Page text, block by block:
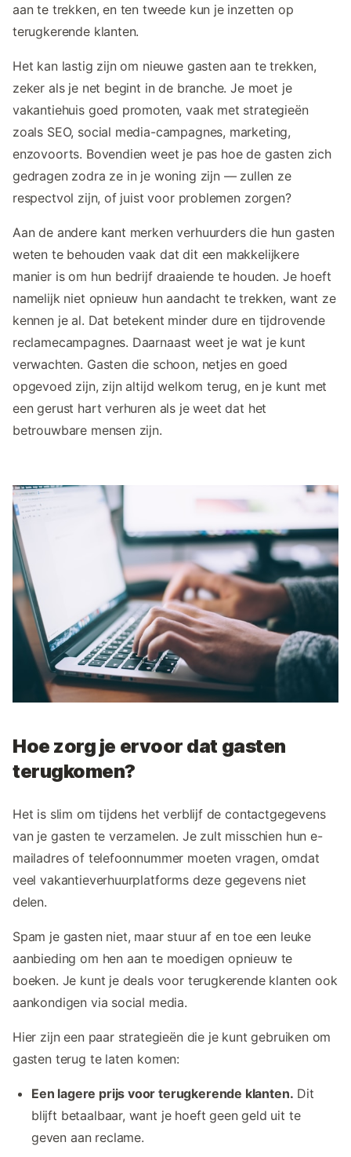
aan te trekken, en ten tweede kun je inzetten op
terugkerende klanten.
Het kan lastig zijn om nieuwe gasten aan te trekken,
zeker als je net begint in de branche. Je moet je
vakantiehuis goed promoten, vaak met strategieën
zoals SEO, social media-campagnes, marketing,
enzovoorts. Bovendien weet je pas hoe de gasten zich
gedragen zodra ze in je woning zijn — zullen ze
respectvol zijn, of juist voor problemen zorgen?
Aan de andere kant merken verhuurders die hun gasten
weten te behouden vaak dat dit een makkelijkere
manier is om hun bedrijf draaiende te houden. Je hoeft
namelijk niet opnieuw hun aandacht te trekken, want ze
kennen je al. Dat betekent minder dure en tijdrovende
reclamecampagnes. Daarnaast weet je wat je kunt
verwachten. Gasten die schoon, netjes en goed
opgevoed zijn, zijn altijd welkom terug, en je kunt met
een gerust hart verhuren als je weet dat het
betrouwbare mensen zijn.
Hoe zorg je ervoor dat gasten
terugkomen?
Het is slim om tijdens het verblijf de contactgegevens
van je gasten te verzamelen. Je zult misschien hun e-
mailadres of telefoonnummer moeten vragen, omdat
veel vakantieverhuurplatforms deze gegevens niet
delen.
Spam je gasten niet, maar stuur af en toe een leuke
aanbieding om hen aan te moedigen opnieuw te
boeken. Je kunt je deals voor terugkerende klanten ook
aankondigen via social media.
Hier zijn een paar strategieën die je kunt gebruiken om
gasten terug te laten komen:
Een lagere prijs voor terugkerende klanten. Dit
blijft betaalbaar, want je hoeft geen geld uit te
geven aan reclame.